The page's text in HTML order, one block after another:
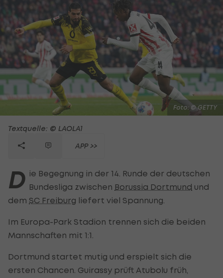
Foto: © GETTY
Textquelle: © LAOLA1
APP >>
D ie Begegnung in der 14. Runde der deutschen
Bundesliga zwischen Borussia Dortmund und
dem SC Freiburg liefert viel Spannung.
Im Europa-Park Stadion trennen sich die beiden
Mannschaften mit 1:1.
Dortmund startet mutig und erspielt sich die
ersten Chancen. Guirassy prüft Atubolu früh,